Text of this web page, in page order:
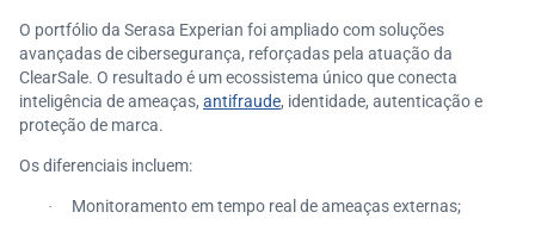
O portfólio da Serasa Experian foi ampliado com soluções
avançadas de cibersegurança, reforçadas pela atuação da
ClearSale. O resultado é um ecossistema único que conecta
inteligência de ameaças, antifraude, identidade, autenticação e
proteção de marca.
Os diferenciais incluem:
· Monitoramento em tempo real de ameaças externas;